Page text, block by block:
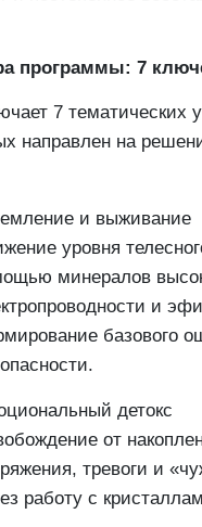
программы: 7
7 тематических
направлен на
и выживание
уровня
минералов
и
базового
детокс
от
тревоги и
работу с